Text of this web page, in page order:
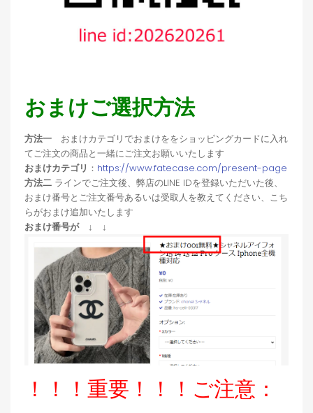
おまけご選択方法
方法一 おまけカテゴリでおまけををショッピングカードに入れ
てご注文の商品と一緒にご注文お願いいたします
おまけカテゴリ ： https://www.fatecase.com/present-page
方法二 ラインでご注文後、弊店のLINE IDを登録いただいた後、
おまけ番号とご注文番号あるいは受取人を教えてください、こち
らがおまけ追加いたします
おまけ番号が ↓ ↓
！！！重要！！！ご注意：